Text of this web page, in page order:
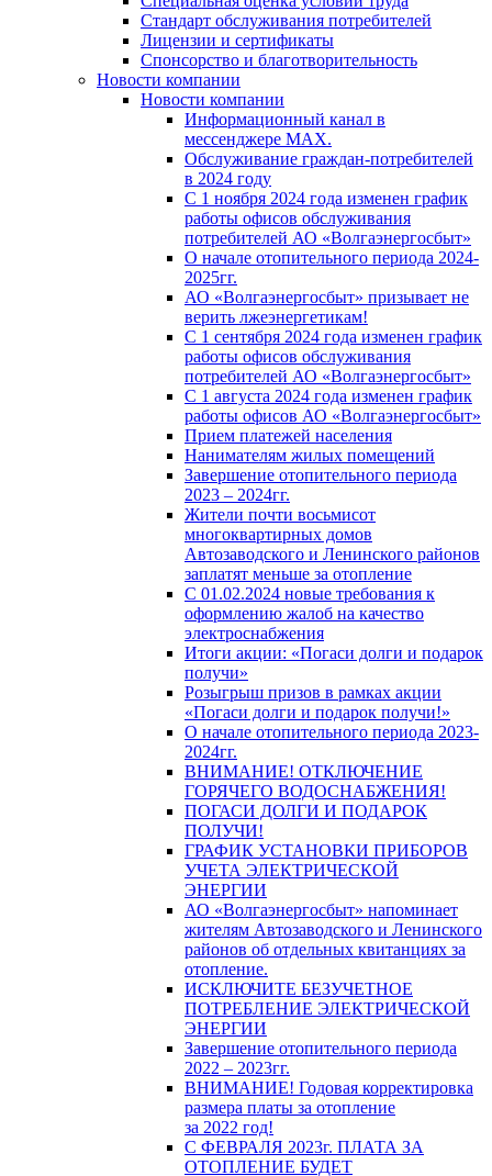
Стандарт обслуживания потребителей
Лицензии и сертификаты
Спонсорство и благотворительность
Новости компании
Новости компании
Информационный канал в
мессенджере MAX.
Обслуживание граждан-потребителей
в 2024 году
С 1 ноября 2024 года изменен график
работы офисов обслуживания
потребителей АО «Волгаэнергосбыт»
О начале отопительного периода 2024-
2025гг.
АО «Волгаэнергосбыт» призывает не
верить лжеэнергетикам!
С 1 сентября 2024 года изменен график
работы офисов обслуживания
потребителей АО «Волгаэнергосбыт»
С 1 августа 2024 года изменен график
работы офисов АО «Волгаэнергосбыт»
Прием платежей населения
Нанимателям жилых помещений
Завершение отопительного периода
2023 – 2024гг.
Жители почти восьмисот
многоквартирных домов
Автозаводского и Ленинского районов
заплатят меньше за отопление
С 01.02.2024 новые требования к
оформлению жалоб на качество
электроснабжения
Итоги акции: «Погаси долги и подарок
получи»
Розыгрыш призов в рамках акции
«Погаси долги и подарок получи!»
О начале отопительного периода 2023-
2024гг.
ВНИМАНИЕ! ОТКЛЮЧЕНИЕ
ГОРЯЧЕГО ВОДОСНАБЖЕНИЯ!
ПОГАСИ ДОЛГИ И ПОДАРОК
ПОЛУЧИ!
ГРАФИК УСТАНОВКИ ПРИБОРОВ
УЧЕТА ЭЛЕКТРИЧЕСКОЙ
ЭНЕРГИИ
АО «Волгаэнергосбыт» напоминает
жителям Автозаводского и Ленинского
районов об отдельных квитанциях за
отопление.
ИСКЛЮЧИТЕ БЕЗУЧЕТНОЕ
ПОТРЕБЛЕНИЕ ЭЛЕКТРИЧЕСКОЙ
ЭНЕРГИИ
Завершение отопительного периода
2022 – 2023гг.
ВНИМАНИЕ! Годовая корректировка
размера платы за отопление
за 2022 год!
С ФЕВРАЛЯ 2023г. ПЛАТА ЗА
ОТОПЛЕНИЕ БУДЕТ